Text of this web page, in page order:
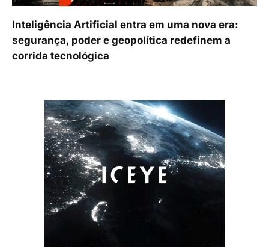
Inteligência Artificial entra em uma nova era:
segurança, poder e geopolítica redefinem a
corrida tecnológica